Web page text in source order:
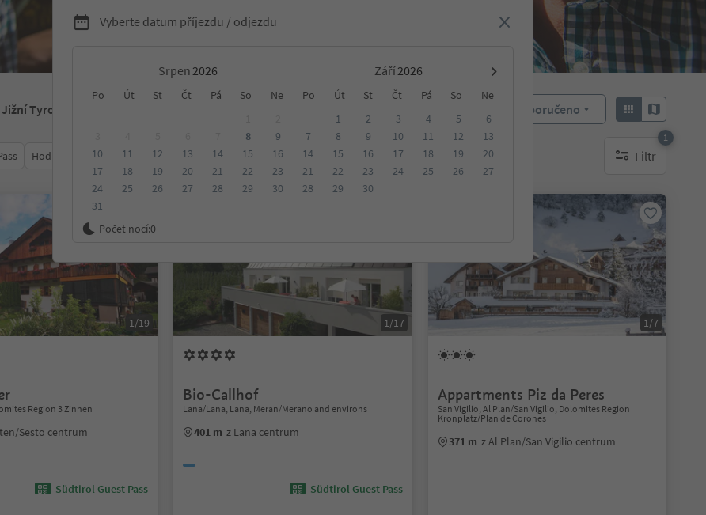
Vyberte datum příjezdu / odjezdu
Srpen Září
Po Út St Čt Pá So Ne Po Út St Čt Pá So
Ne
8
9
10
11 12 13 14 15
16
17
18 19 20 21 22
23
24
25 26 27 28 29
30
31
1 2 3 4 5
6
7
8 9 10 11 12
13
14
15 16 17 18 19
20
21
22 23 24 25 26
27
28
29 30
Počet nocí:0
Jižní Tyrolsko Doporučeno
Hodnocení Kategorie Zpracovává Udržitelné ubytování Filtr
1
1 aktywny filtr
1/19
Region 3 Zinnen
Sesto centrum
Südtirol Guest Pass
1/17
Bio-Callhof
Lana/Lana, Lana, Meran/Merano and environs
401 m z Lana centrum
Südtirol Guest Pass
1/7
Appartments Piz da Peres
San Vigilio, Al Plan/San Vigilio, Dolomites Region
Kronplatz/Plan de Corones
371 m z Al Plan/San Vigilio centrum